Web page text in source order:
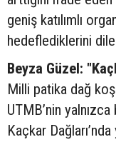
geniş katılımlı
hedeflediklerini
Beyza Güzel:
Milli patika dağ
UTMB’nin yalnızca
Kaçkar